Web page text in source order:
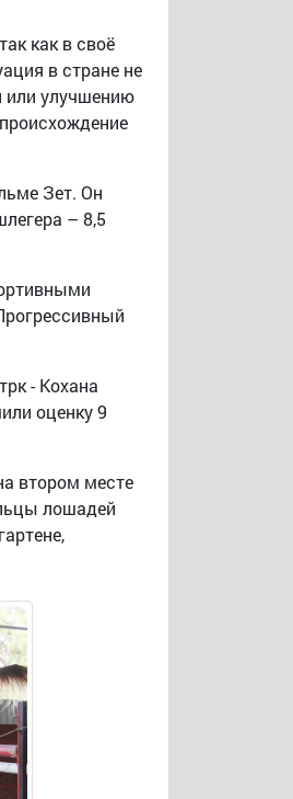
как в своё
в стране не
или улучшению
Зет. Он
– 8,5
- Кохана
оценку 9
втором месте
лошадей